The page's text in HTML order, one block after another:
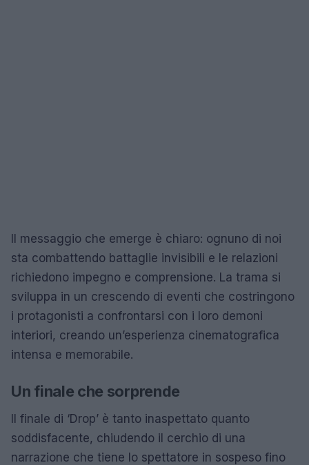
Il messaggio che emerge è chiaro: ognuno di noi
sta combattendo battaglie invisibili e le relazioni
richiedono impegno e comprensione. La trama si
sviluppa in un crescendo di eventi che costringono
i protagonisti a confrontarsi con i loro demoni
interiori, creando un’esperienza cinematografica
intensa e memorabile.
Un finale che sorprende
Il finale di ‘Drop’ è tanto inaspettato quanto
soddisfacente, chiudendo il cerchio di una
narrazione che tiene lo spettatore in sospeso fino